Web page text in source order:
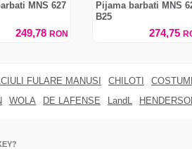
MNS 627
249,78 RON
Pijama barbati MNS
B25
274,75
FULARE MANUSI CHILOTI
WOLA DE LAFENSE LandL